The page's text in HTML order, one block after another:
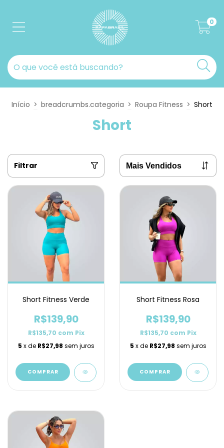
0
Início > breadcrumbs.categoria > Roupa Fitness > Short
Short
Filtrar
Short Fitness Verde
R$139,90
R$135,70 com Pix
5 x de R$27,98 sem juros
COMPRAR
Short Fitness Rosa
R$139,90
R$135,70 com Pix
5 x de R$27,98 sem juros
COMPRAR